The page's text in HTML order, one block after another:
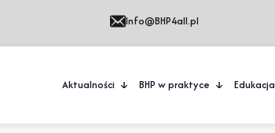
Info@BHP4all.pl
Aktualności BHP w praktyce Edukacja